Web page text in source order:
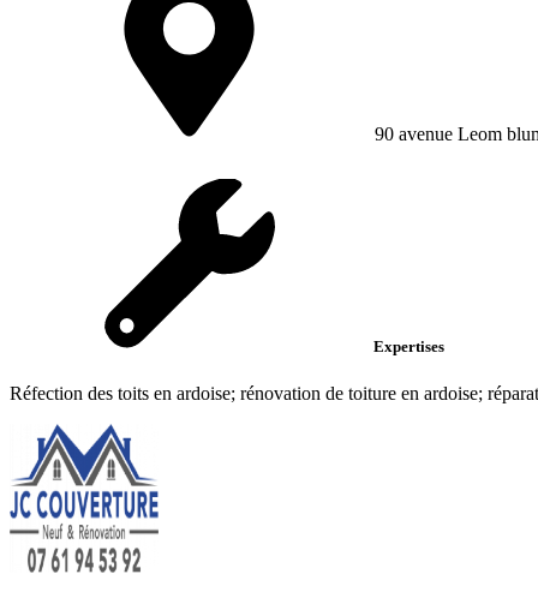
90 avenue Leom
Expertises
Réfection des toits en ardoise; rénovation de toiture en ardoise;